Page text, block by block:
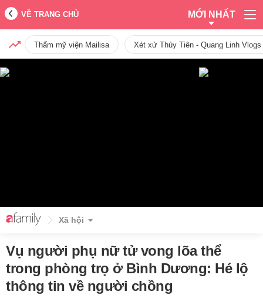
VỀ TRANG CHỦ MỚI NHẤT
Thẩm mỹ viện Mailisa Xét xử Thùy Tiên - Quang Linh
Xã hội
Vụ người phụ nữ tử vong lõa thể
trong phòng trọ ở Bình Dương: Hé lộ
thông tin về người chồng